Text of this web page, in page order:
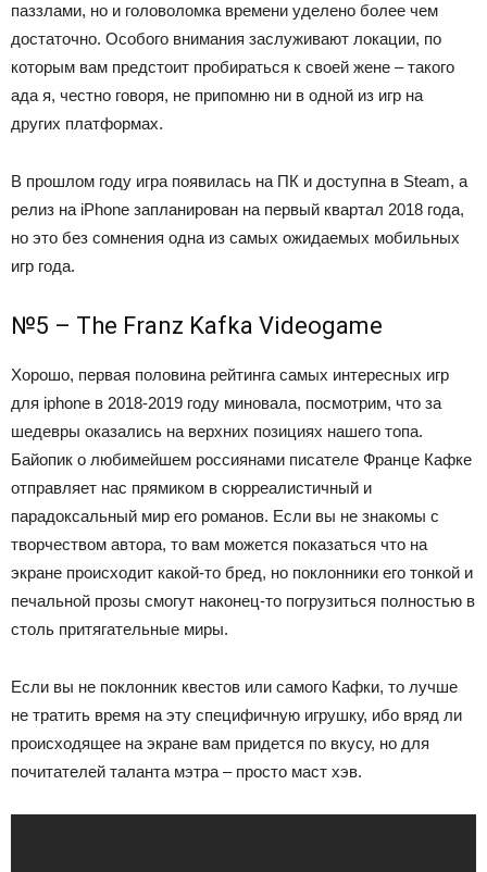
паззлами, но и головоломка времени уделено более чем
достаточно. Особого внимания заслуживают локации, по
которым вам предстоит пробираться к своей жене – такого
ада я, честно говоря, не припомню ни в одной из игр на
других платформах.
В прошлом году игра появилась на ПК и доступна в Steam, а
релиз на iPhone запланирован на первый квартал 2018 года,
но это без сомнения одна из самых ожидаемых мобильных
игр года.
№5 – The Franz Kafka Videogame
Хорошо, первая половина рейтинга самых интересных игр
для iphone в 2018-2019 году миновала, посмотрим, что за
шедевры оказались на верхних позициях нашего топа.
Байопик о любимейшем россиянами писателе Франце Кафке
отправляет нас прямиком в сюрреалистичный и
парадоксальный мир его романов. Если вы не знакомы с
творчеством автора, то вам можется показаться что на
экране происходит какой-то бред, но поклонники его тонкой и
печальной прозы смогут наконец-то погрузиться полностью в
столь притягательные миры.
Если вы не поклонник квестов или самого Кафки, то лучше
не тратить время на эту специфичную игрушку, ибо вряд ли
происходящее на экране вам придется по вкусу, но для
почитателей таланта мэтра – просто маст хэв.